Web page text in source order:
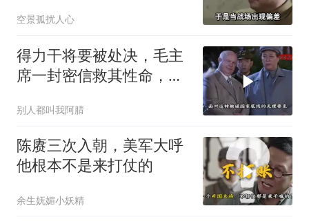
空景孤扰人心
得力干将要被处决，毛主
席一封密信救其性命，重
别人都叫我阿腈
陈赓三次入朝，美军大呼
他根本不是来打仗的
余生妩媚小妖精